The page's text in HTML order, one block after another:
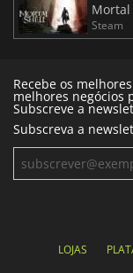
Mortal
Steam
Recebe os
melhores negócios
Subscreve a
Subscreva a
LOJAS